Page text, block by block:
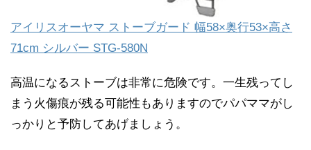
アイリスオーヤマ ストーブガード 幅58×奥行53×高さ
71cm シルバー STG-580N
高温になるストーブは非常に危険です。一生残ってし
まう火傷痕が残る可能性もありますのでパパママがし
っかりと予防してあげましょう。